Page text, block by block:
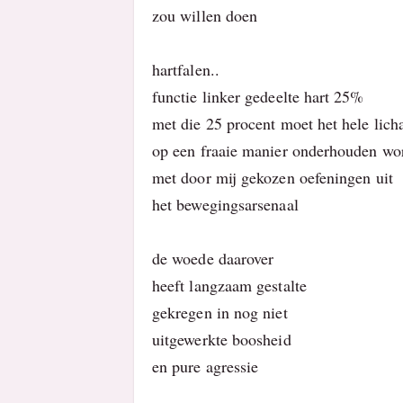
zou willen doen
hartfalen..
functie linker gedeelte hart 25%
met die 25 procent moet het hele
op een fraaie manier onderhouden
met door mij gekozen oefeningen uit
het bewegingsarsenaal
de woede daarover
heeft langzaam gestalte
gekregen in nog niet
uitgewerkte boosheid
en pure agressie